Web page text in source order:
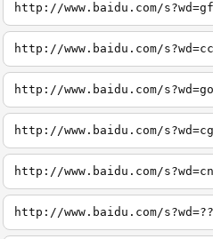
http://www.baidu.com/
http://www.baidu.com/
http://www.baidu.com/
http://www.baidu.com/
http://www.baidu.com/
http://www.baidu.com/